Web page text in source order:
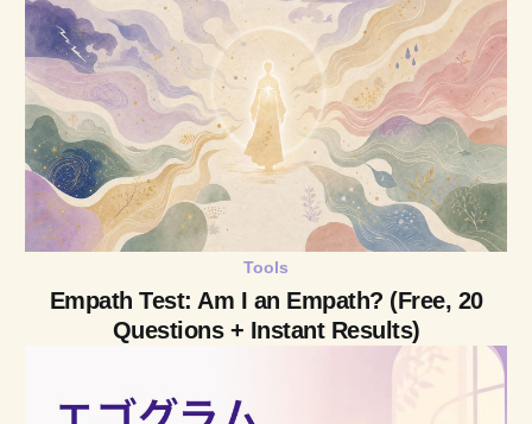
Tools
Empath Test: Am I an Empath? (Free, 20
Questions + Instant Results)